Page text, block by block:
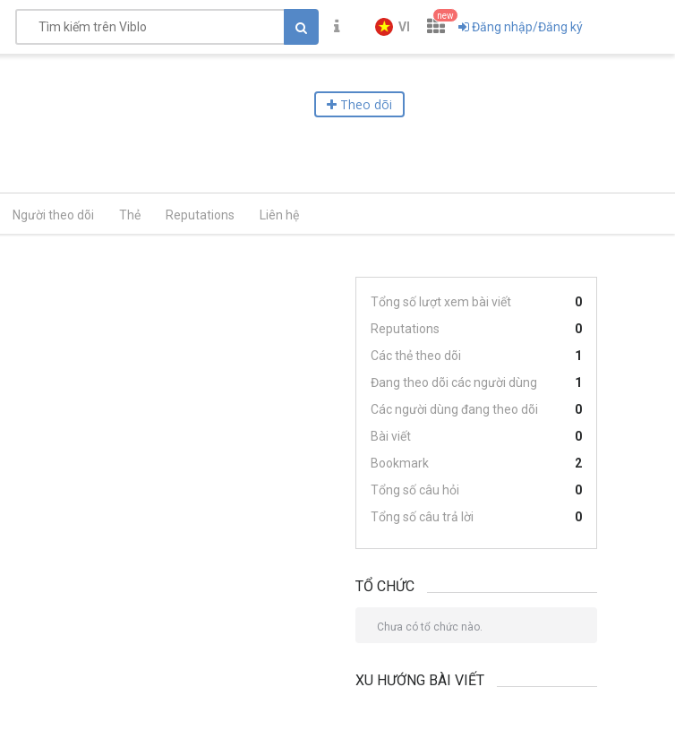
VI
new
Đăng nhập/Đăng ký
Theo dõi
Người theo dõi Thẻ Reputations Liên hệ
Tổng số lượt xem bài viết
0
Reputations
0
Các thẻ theo dõi
1
Đang theo dõi các người dùng
1
Các người dùng đang theo dõi
0
Bài viết
0
Bookmark
2
Tổng số câu hỏi
0
Tổng số câu trả lời
0
TỔ CHỨC
Chưa có tổ chức nào.
XU HƯỚNG BÀI VIẾT